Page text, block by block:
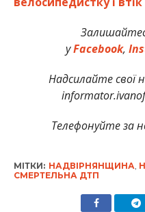
уFacebook,
Надсилайте
Телефонуйте за
МІТКИ: НАДВІРНЯНЩИНА
СМЕРТЕЛЬНА ДТП